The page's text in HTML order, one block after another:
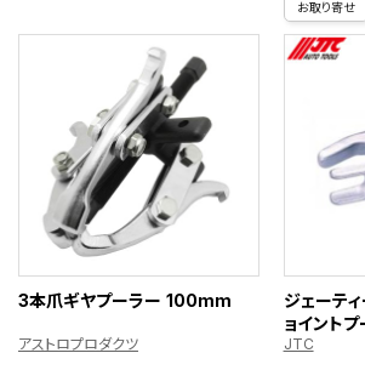
3本爪ギヤプーラー 100mm
アストロプロダクツ
お取り寄せ
ジェーテ
ョイント
JTC